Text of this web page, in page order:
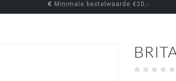
Minimale bestelwaarde €20,-